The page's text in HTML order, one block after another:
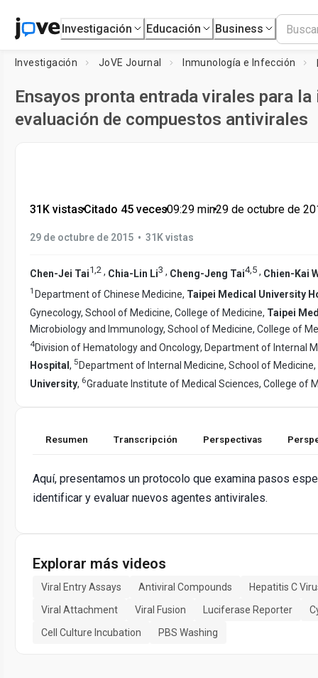
Investigación Educación Business
Investigación JoVE Journal Inmunología e Infección
Ensayos pronta entrada virales para
evaluación de compuestos antivirales
31K vistas•Citado 45 veces•09:29 min•29 de octubre de
29 de octubre de 2015 • 31K vistas
Chen-Jei Tai1,2 , Chia-Lin Li3 , Cheng-Jeng Tai4,5 , Chien-Kai
1 Department of Chinese Medicine, Taipei Medical University
Gynecology, School of Medicine, College of Medicine, Taipei
Microbiology and Immunology, School of Medicine, College of
4Division of Hematology and Oncology, Department of Internal
Hospital , 5 Department of Internal Medicine, School of
University, 6Graduate Institute of Medical Sciences, College of
Resumen Transcripción Perspectivas
Aquí, presentamos un protocolo que examina pasos
identificar y evaluar nuevos agentes antivirales.
Explorar más videos
Viral Entry Assays Antiviral Compounds
Hepatitis C
Viral Attachment
Viral Fusion Luciferase Reporter
Cell Culture Incubation
PBS Washing